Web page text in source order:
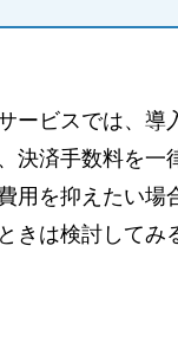
ービスでは、導
決済手数料を一
用を抑えたい場
きは検討してみ